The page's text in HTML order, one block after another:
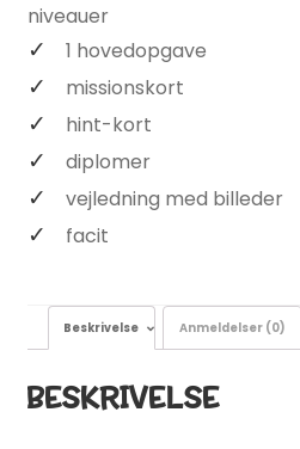
niveauer
1 hovedopgave
missionskort
hint-kort
diplomer
vejledning med billeder
facit
Beskrivelse Anmeldelser (0)
BESKRIVELSE